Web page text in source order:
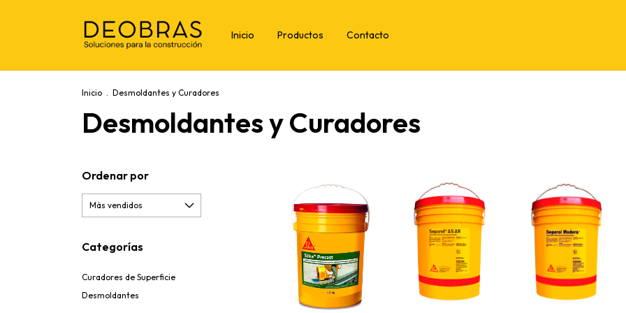
Inicio Productos Contacto
Inicio . Desmoldantes y Curadores
Desmoldantes y Curadores
Ordenar por
Categorías
Curadores de Superficie
Desmoldantes